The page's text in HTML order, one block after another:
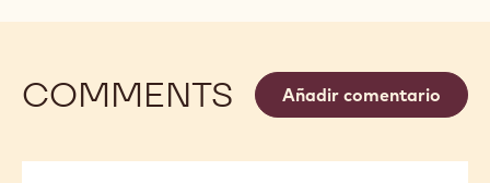
COMMENTS Añadir comentario